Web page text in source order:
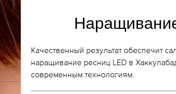
Качественный результат обеспечит
наращивание ресниц LED в
современным технологиям.